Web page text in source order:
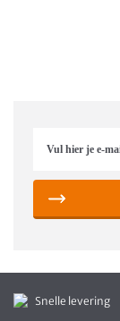
Snelle levering